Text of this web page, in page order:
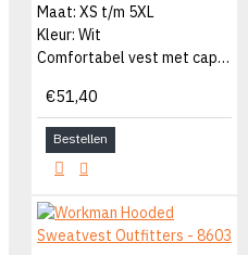
Maat: XS t/m 5XL
Kleur: Wit
Comfortabel vest met capuchon
€51,40
Bestellen